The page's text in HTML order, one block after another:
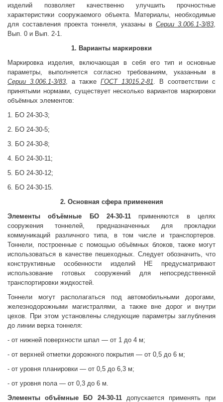
изделий позволяет качественно улучшить прочностные
характеристики сооружаемого объекта. Материалы, необходимые
для составления проекта тоннеля, указаны в Серии 3.006.1-3/83,
Вып. 0 и Вып. 2-1.
1. Варианты маркировки
Маркировка изделия, включающая в себя его тип и основные
параметры, выполняется согласно требованиям, указанным в
Серии 3.006.1-3/83, а также ГОСТ 13015.2-81. В соответствии с
принятыми нормами, существует несколько вариантов маркировки
объёмных элементов:
1. БО 24-30-3;
2. БО 24-30-5;
3. БО 24-30-8;
4. БО 24-30-11;
5. БО 24-30-12;
6. БО 24-30-15.
2. Основная сфера применения
Элементы объёмные
БО 24-30-11 применяются в целях
сооружения тоннелей, предназначенных для прокладки
коммуникаций различного типа, в том числе и транспортеров.
Тоннели, построенные с помощью объёмных блоков, также могут
использоваться в качестве пешеходных. Следует обозначить, что
конструктивные особенности изделий НЕ предусматривают
использование готовых сооружений для непосредственной
транспортировки жидкостей.
Тоннели могут располагаться под автомобильными дорогами,
железнодорожными магистралями, а также вне дорог и внутри
цехов. При этом установлены следующие параметры заглубления
до линии верха тоннеля:
- от нижней поверхности шпал — от 1 до 4 м;
- от верхней отметки дорожного покрытия — от 0,5 до 6 м;
- от уровня планировки — от 0,5 до 6,3 м;
- от уровня пола — от 0,3 до 6 м.
Элементы объёмные
БО 24-30-11допускается применять при